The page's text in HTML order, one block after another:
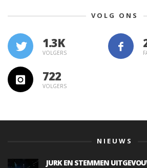
VOLG ONS
1.3K
VOLGERS
722
VOLGERS
NIEUWS
JURK EN STEMMEN